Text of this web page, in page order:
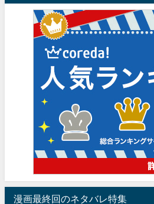
漫画最終回のネタバレ特集